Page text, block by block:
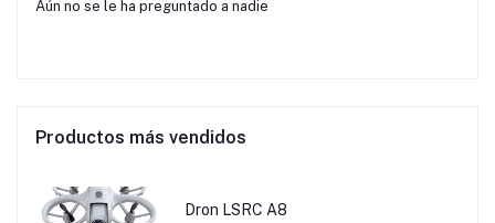
Aún no se le ha preguntado a nadie
Productos más vendidos
Dron LSRC A8